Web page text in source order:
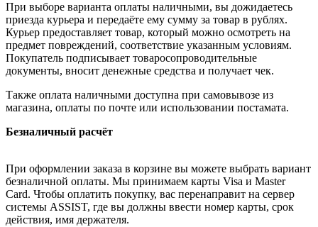
При выборе варианта оплаты наличными, вы дожидаетесь
приезда курьера и передаёте ему сумму за товар в рублях.
Курьер предоставляет товар, который можно осмотреть на
предмет повреждений, соответствие указанным условиям.
Покупатель подписывает товаросопроводительные
документы, вносит денежные средства и получает чек.
Также оплата наличными доступна при самовывозе из
магазина, оплаты по почте или использовании постамата.
Безналичный расчёт
При оформлении заказа в корзине вы можете выбрать вариант
безналичной оплаты. Мы принимаем карты Visa и Master
Card. Чтобы оплатить покупку, вас перенаправит на сервер
системы ASSIST, где вы должны ввести номер карты, срок
действия, имя держателя.